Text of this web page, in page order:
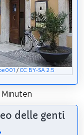
/ CC BY-SA 2.5
delle genti